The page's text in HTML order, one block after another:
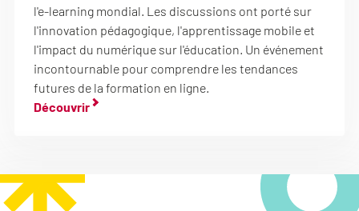
l'e-learning mondial. Les discussions ont porté sur
l'innovation pédagogique, l'apprentissage mobile et
l'impact du numérique sur l'éducation. Un événement
incontournable pour comprendre les tendances
futures de la formation en ligne.
Découvrir